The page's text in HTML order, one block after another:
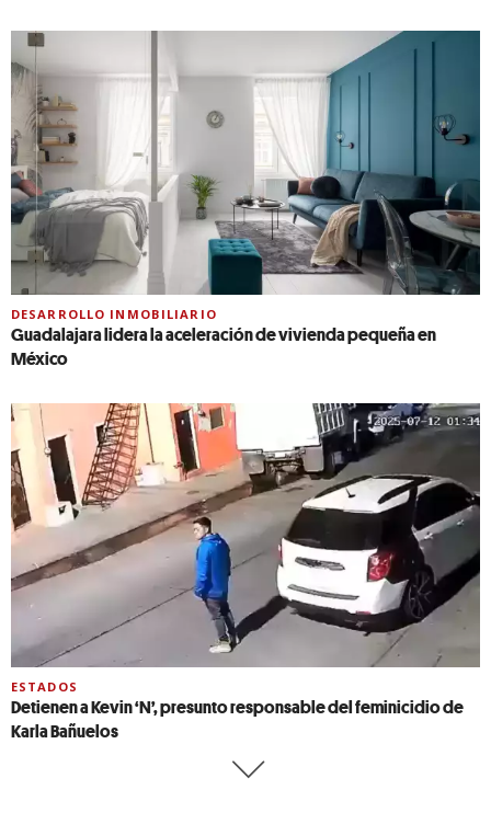
DESARROLLO INMOBILIARIO
Guadalajara lidera la aceleración de vivienda pequeña en
México
ESTADOS
Detienen a Kevin ‘N’, presunto responsable del feminicidio de
Karla Bañuelos